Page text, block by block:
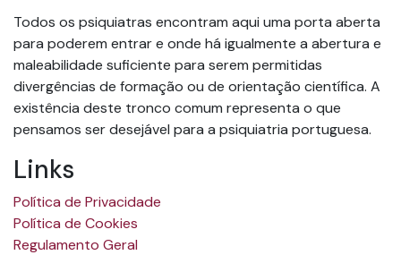
Todos os psiquiatras encontram aqui uma porta aberta
para poderem entrar e onde há igualmente a abertura e
maleabilidade suficiente para serem permitidas
divergências de formação ou de orientação científica. A
existência deste tronco comum representa o que
pensamos ser desejável para a psiquiatria portuguesa.
Links
Política de Privacidade
Política de Cookies
Regulamento Geral